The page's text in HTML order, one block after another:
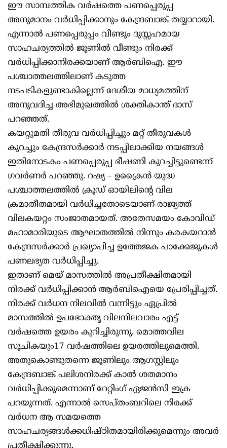
ഈ സാമ്പത്തിക വര്‍ഷത്തെ പണപ്പെരുപ്പ
അനുമാനം വര്‍ധിപ്പിക്കാനും കേന്ദ്രബാങ്ക് തയ്യാറായി.
എന്നാല്‍ പണപ്പെരുപ്പം വീണ്ടും ദുസ്സഹമായ
സാഹചര്യത്തില്‍ ജൂണില്‍ വീണ്ടും നിരക്ക്
വര്‍ധിപ്പിക്കാനിരക്കയാണ് ആര്‍ബിഐ. ഈ
പശ്ചാത്തലത്തിലാണ് കടുത്ത
നടപടികളുണ്ടാകില്ലെന്ന് ദേശീയ മാധ്യമത്തിന്
അനുവദിച്ച അഭിമുഖത്തില്‍ ശക്തികാന്ത് ദാസ്
പറഞ്ഞത്.
കയറ്റുമതി തീരുവ വര്‍ധിപ്പിച്ചും മറ്റ് തീരുവകള്‍
കുറച്ചും കേന്ദ്രസര്‍ക്കാര്‍ നടപ്പിലാക്കിയ നയങ്ങള്‍
ഇതിനോടകം പണപ്പെരുപ്പ ഭീഷണി കുറച്ചിട്ടുണ്ടെന്ന്
ഗവര്‍ണര്‍ പറഞ്ഞു. റഷ്യ – ഉക്രൈന്‍ യുദ്ധ
പശ്ചാത്തലത്തില്‍ ക്രൂഡ് ഓയിലിന്റെ വില
ക്രമാതീതമായി വര്‍ധിച്ചതോടെയാണ് രാജ്യത്ത്
വിലകയറ്റം സംജാതമായത്. അതേസമയം കോവിഡ്
മഹാമാരിയുടെ ആഘാതത്തില്‍ നിന്നും കരകയറാന്‍
കേന്ദ്രസര്‍ക്കാര്‍ പ്രഖ്യാപിച്ച ഉത്തേജക പാക്കേജുകള്‍
പണലഭ്യത വര്‍ധിപ്പിച്ചു.
ഇതാണ് മെയ് മാസത്തില്‍ അപ്രതീക്ഷിതമായി
നിരക്ക് വര്‍ധിപ്പിക്കാന്‍ ആര്‍ബിഐയെ പ്രേരിപ്പിച്ചത്.
നിരക്ക് വര്‍ധന നിലവില്‍ വന്നിട്ടും ഏപ്രില്‍
മാസത്തില്‍ ഉപഭോക്തൃ വിലനിലവാരം എട്ട്
വര്‍ഷത്തെ ഉയരം കുറിച്ചിരുന്നു. മൊത്തവില
സൂചികയും17 വര്‍ഷത്തിലെ ഉയരത്തിലുമെത്തി.
അതുകൊണ്ടുതന്നെ ജൂണിലും ആഗസ്റ്റിലും
കേന്ദ്രബാങ്ക് പലിശനിരക്ക് കാല്‍ ശതമാനം
വര്‍ധിപ്പിക്കുമെന്നാണ് റേറ്റിംഗ് ഏജന്‍സി ഇക്ര
പറയുന്നത്. എന്നാല്‍ സെപ്തംബറിലെ നിരക്ക്
വര്‍ധന ആ സമയത്തെ
സാഹചര്യങ്ങള്‍ക്കധിഷ്ഠിതമായിരിക്കുമെന്നും അവര്‍